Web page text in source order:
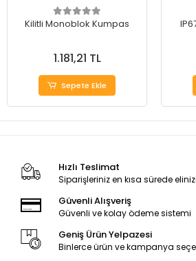
Kilitli Monoblok Kumpas
1.181,21 TL
Sepete Ekle
Hızlı Teslimat
Siparişleriniz en kısa sürede
Güvenli Alışveriş
Güvenli ve kolay ödeme sistemi
Geniş Ürün Yelpazesi
Binlerce ürün ve kampanya